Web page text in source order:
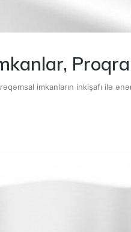
imkanların inkişafı ilə